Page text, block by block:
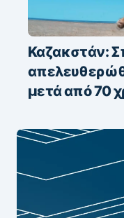
Καζακστάν:
μετά από 70